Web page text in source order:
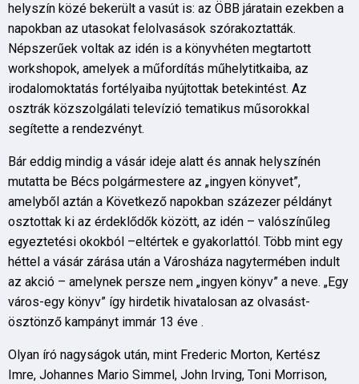
helyszín közé bekerült a vasút is: az ÖBB járatain ezekben a
napokban az utasokat felolvasások szórakoztatták.
Népszerűek voltak az idén is a könyvhéten megtartott
workshopok, amelyek a műfordítás műhelytitkaiba, az
irodalomoktatás fortélyaiba nyújtottak betekintést. Az
osztrák közszolgálati televízió tematikus műsorokkal
segítette a rendezvényt.
Bár eddig mindig a vásár ideje alatt és annak helyszínén
mutatta be Bécs polgármestere az „ingyen könyvet”,
amelyből aztán a Következő napokban százezer példányt
osztottak ki az érdeklődők között, az idén – valószínűleg
egyeztetési okokból –eltértek e gyakorlattól. Több mint egy
héttel a vásár zárása után a Városháza nagytermében indult
az akció – amelynek persze nem „ingyen könyv” a neve. „Egy
város-egy könyv” így hirdetik hivatalosan az olvasást-
ösztönző kampányt immár 13 éve .
Olyan író nagyságok után, mint Frederic Morton, Kertész
Imre, Johannes Mario Simmel, John Irving, Toni Morrison,